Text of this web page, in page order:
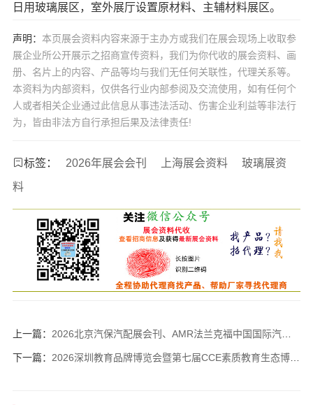
日用玻璃展区，室外展厅设置原材料、主辅材料展区。
声明： 本页展会资料内容来源于主办方或我们在展会现场上收取参
展企业所公开展示之招商宣传资料，我们为你代收的展会资料、画
册、名片上的内容、产品等均与我们无任何关联性，代理关系等。
本资料为内部资料，仅供各行业内部参阅及交流使用，如有任何个
人或者相关企业通过此信息从事违法活动、伤害企业利益等非法行
为，皆由非法方自行承担后果及法律责任!
标签： 2026年展会会刊 上海展会资料
玻璃展资
料
上一篇： 2026北京汽保汽配展会刊、AMR法兰克福中国国际汽车维修检测诊断设备零部件及美容养护展览会参展商名录
下一篇： 2026深圳教育品牌博览会暨第七届CCE素质教育生态博览会会刊-参展商名录